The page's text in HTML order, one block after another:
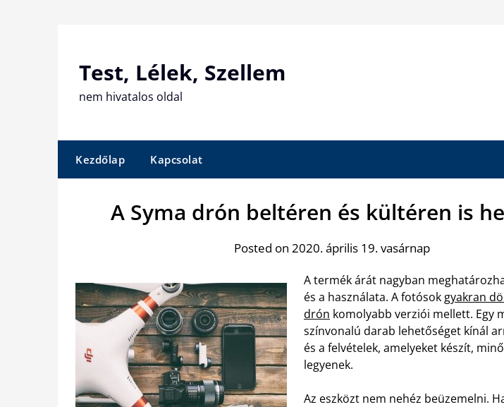
Test, Lélek, Szellem
nem hivatalos oldal
Kezdőlap Kapcsolat
A Syma drón beltéren és kültéren is
Posted on 2020. április 19. vasárnap
A termék árát nagyban
és a használata. A fotósok gyakran
drón komolyabb verziói mellett. Egy
színvonalú darab lehetőséget kínál
és a felvételek, amelyeket készít,
legyenek.
Az eszközt nem nehéz beüzemelni.